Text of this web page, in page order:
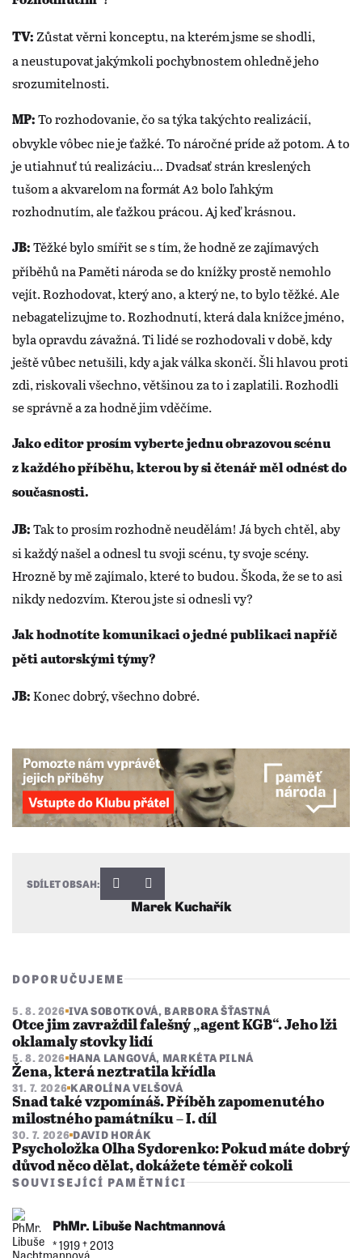
TV: Zůstat věrni konceptu, na kterém jsme se shodli,
a neustupovat jakýmkoli pochybnostem ohledně jeho
srozumitelnosti.
MP: To rozhodovanie, čo sa týka takýchto realizácií,
obvykle vôbec nie je ťažké. To náročné príde až potom. A to
je utiahnuť tú realizáciu… Dvadsať strán kreslených
tušom a akvarelom na formát A2 bolo ľahkým
rozhodnutím, ale ťažkou prácou. Aj keď krásnou.
JB: Těžké bylo smířit se s tím, že hodně ze zajímavých
příběhů na Paměti národa se do knížky prostě nemohlo
vejít. Rozhodovat, který ano, a který ne, to bylo těžké. Ale
nebagatelizujme to. Rozhodnutí, která dala knížce jméno,
byla opravdu závažná. Ti lidé se rozhodovali v době, kdy
ještě vůbec netušili, kdy a jak válka skončí. Šli hlavou proti
zdi, riskovali všechno, většinou za to i zaplatili. Rozhodli
se správně a za hodně jim vděčíme.
Jako editor prosím vyberte jednu obrazovou scénu
z každého příběhu, kterou by si čtenář měl odnést do
současnosti.
JB: Tak to prosím rozhodně neudělám! Já bych chtěl, aby
si každý našel a odnesl tu svoji scénu, ty svoje scény.
Hrozně by mě zajímalo, které to budou. Škoda, že se to asi
nikdy nedozvím. Kterou jste si odnesli vy?
Jak hodnotíte komunikaci o jedné publikaci napříč
pěti autorskými týmy?
JB: Konec dobrý, všechno dobré.
Marek Kuchařík
SDÍLET OBSAH:
DOPORUČUJEME
5. 8. 2026 IVA SOBOTKOVÁ, BARBORA ŠŤASTNÁ
Otce jim zavraždil falešný „agent KGB“. Jeho lži
oklamaly stovky lidí
5. 8. 2026 HANA LANGOVÁ, MARKÉTA PILNÁ
Žena, která neztratila křídla
31. 7. 2026 KAROLÍNA VELŠOVÁ
Snad také vzpomínáš. Příběh zapomenutého
milostného památníku – I. díl
30. 7. 2026 DAVID HORÁK
Psycholožka Olha Sydorenko: Pokud máte dobrý
důvod něco dělat, dokážete téměř cokoli
SOUVISEJÍCÍ PAMĚTNÍCI
PhMr. Libuše Nachtmannová
* 1919 †︎ 2013